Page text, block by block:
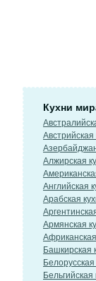
Кухни
Австрийская
Алжирская
Английская
Арабская
Армянская
Башкирская
Белорусская
Бельгийская